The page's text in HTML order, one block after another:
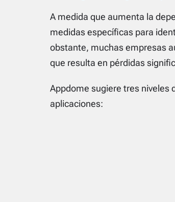
A medida que aumenta la
medidas específicas para
obstante, muchas empresas
que resulta en pérdidas
Appdome sugiere tres niveles
aplicaciones: